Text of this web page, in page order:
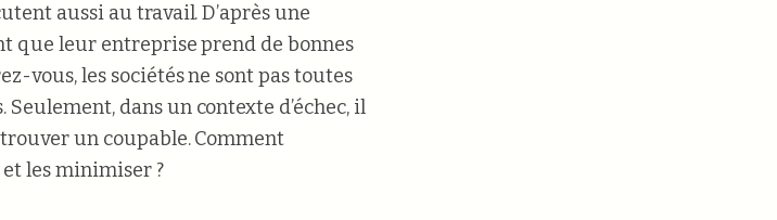
aussi au travail. D’après une
que leur entreprise prend de bonnes
vous, les sociétés ne sont pas toutes
dans un contexte d’échec, il
un coupable. Comment
les minimiser ?